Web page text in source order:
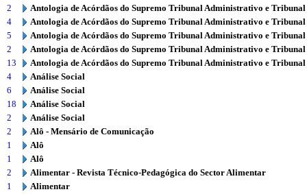
2
Antologia de Acórdãos do Supremo Tribunal Administrativo e
4
Antologia de Acórdãos do Supremo Tribunal Administrativo e
5
Antologia de Acórdãos do Supremo Tribunal Administrativo e
2
Antologia de Acórdãos do Supremo Tribunal Administrativo e
13
Antologia de Acórdãos do Supremo Tribunal Administrativo e
4
Análise Social
6
Análise Social
18
Análise Social
2
Análise Social
2
Alô - Mensário de Comunicação
1
Alô
1
Alô
2
Alimentar - Revista Técnico-Pedagógica do Sector Alimentar
1
Alimentar